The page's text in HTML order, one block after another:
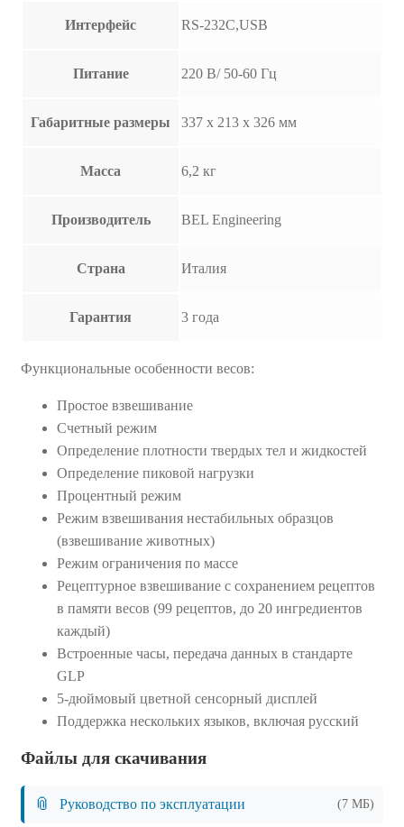
Интерфейс RS-232C,USB
Питание 220 В/ 50-60 Гц
Габаритные размеры 337 х 213 х 326 мм
Масса 6,2 кг
Производитель BEL Engineering
Страна Италия
Гарантия 3 года
Функциональные особенности весов:
Простое взвешивание
Счетный режим
Определение плотности твердых тел и жидкостей
Определение пиковой нагрузки
Процентный режим
Режим взвешивания нестабильных образцов
(взвешивание животных)
Режим ограничения по массе
Рецептурное взвешивание с сохранением рецептов
в памяти весов (99 рецептов, до 20 ингредиентов
каждый)
Встроенные часы, передача данных в стандарте
GLP
5-дюймовый цветной сенсорный дисплей
Поддержка нескольких языков, включая русский
Файлы для скачивания
📎 Руководство по эксплуатации (7 МБ)